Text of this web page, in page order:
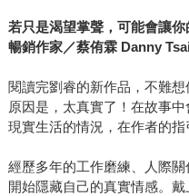
若只是渴望掌聲，可能會讓
暢銷作家／蔡侑霖Danny Tsai
閱讀完劉睿的新作品，不難
原因是，太真實了！在故事
現實生活的情況，在作者的指
經歷多年的工作磨練、人際
開始隱藏自己的真實情感。